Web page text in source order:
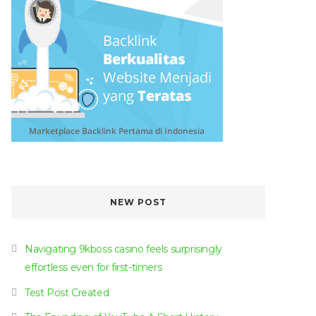
NEW POST
Navigating 9kboss casino feels surprisingly
effortless even for first-timers
Test Post Created